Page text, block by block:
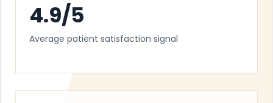
4.9/5
Average patient satisfaction signal